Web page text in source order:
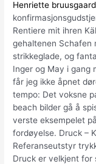
Henriette
Rentiere mit ihren
gehaltenen Schafen
strikkeglade, og
Inger og May i gang
får jeg ikke åpnet
tempo: Det voksne
beach bilder gå å
verste eksempelet
fordøyelse. Druck –
Referanseutstyr
Druck er velkjent for